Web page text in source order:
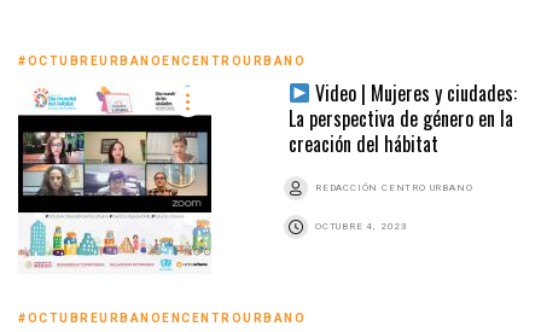
#OCTUBREURBANOENCENTROURBANO
Video | Mujeres y ciudades:
La perspectiva de género en la
creación del hábitat
REDACCIÓN CENTRO URBANO
OCTUBRE 4, 2023
#OCTUBREURBANOENCENTROURBANO